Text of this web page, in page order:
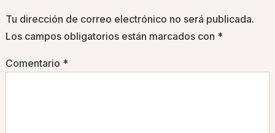
Tu dirección de correo electrónico no será publicada.
Los campos obligatorios están marcados con *
Comentario *